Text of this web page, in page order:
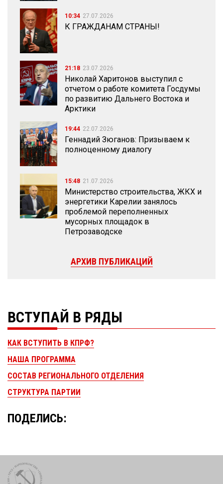
10:34 27.07.2026
К ГРАЖДАНАМ СТРАНЫ!
21:18 23.07.2026
Николай Харитонов выступил с
отчетом о работе комитета Госдумы
по развитию Дальнего Востока и
Арктики
19:44 22.07.2026
Геннадий Зюганов: Призываем к
полноценному диалогу
15:48 21.07.2026
Министерство строительства, ЖКХ и
энергетики Карелии занялось
проблемой переполненных
мусорных площадок в
Петрозаводске
АРХИВ ПУБЛИКАЦИЙ
ВСТУПАЙ В РЯДЫ
КАК ВСТУПИТЬ В КПРФ?
НАША ПРОГРАММА
СОСТАВ РЕГИОНАЛЬНОГО ОТДЕЛЕНИЯ
СТРУКТУРА ПАРТИИ
ПОДЕЛИСЬ: